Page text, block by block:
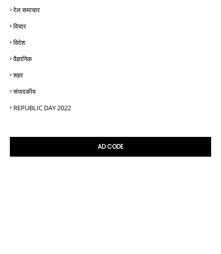
रेल समाचार
विचार
विदेश
वैज्ञानिक
शहर
संपादकीय
REPUBLIC DAY 2022
AD CODE